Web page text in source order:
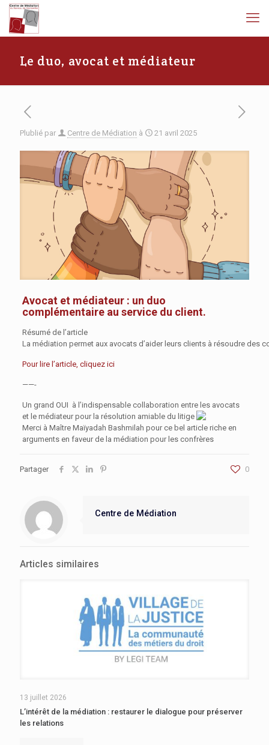
Le duo, avocat et médiateur
Plublié par Centre de Médiation à 21 avril 2025
Avocat et médiateur : un duo
complémentaire au service du client.
Résumé de l’article
La médiation permet aux avocats d’aider leurs clients à résoudre
Pour lire l’article, cliquez ici
——-
Un grand OUI à l’indispensable collaboration entre les avocats
et le médiateur pour la résolution amiable du litige
Merci à Maître Maïyadah Bashmilah pour ce bel article riche en
arguments en faveur de la médiation pour les confrères
Partager 0
Centre de Médiation
Articles similaires
13 juillet 2026
L’intérêt de la médiation : restaurer le dialogue pour préserver
les relations